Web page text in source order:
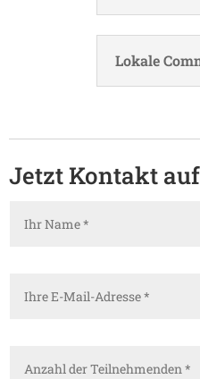
Lokale
Jetzt Kontakt